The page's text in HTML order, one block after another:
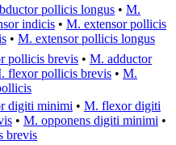
pollicis longus • M.
indicis • M. extensor pollicis
• M. extensor pollicis longus
pollicis brevis • M. adductor
flexor pollicis brevis • M.
digiti minimi • M. flexor digiti
• M. opponens digiti minimi •
brevis